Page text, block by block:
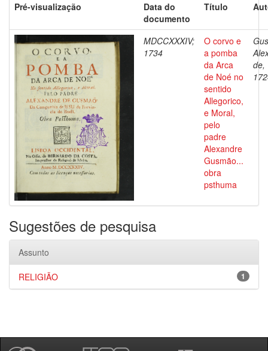
Pré-visualização
Data do
documento
Título
MDCCXXXIV;
1734
O corvo e
a pomba
da Arca
de Noé no
sentido
Allegorico,
e Moral,
pelo
padre
Alexandre
Gusmão...
obra
psthuma
de,
Sugestões de pesquisa
Assunto
1
RELIGIÃO